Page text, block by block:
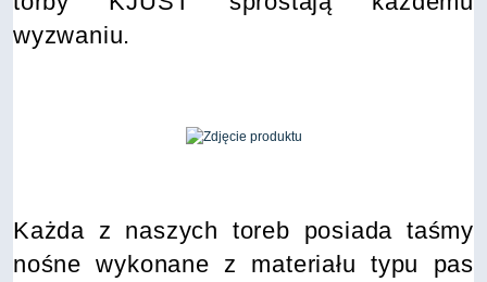
wyzwaniu.
Każda z naszych toreb posiada taśmy
nośne wykonane z materiału typu pas